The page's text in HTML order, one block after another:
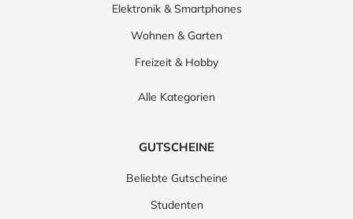
Elektronik & Smartphones
Wohnen & Garten
Freizeit & Hobby
Alle Kategorien
GUTSCHEINE
Beliebte Gutscheine
Studenten